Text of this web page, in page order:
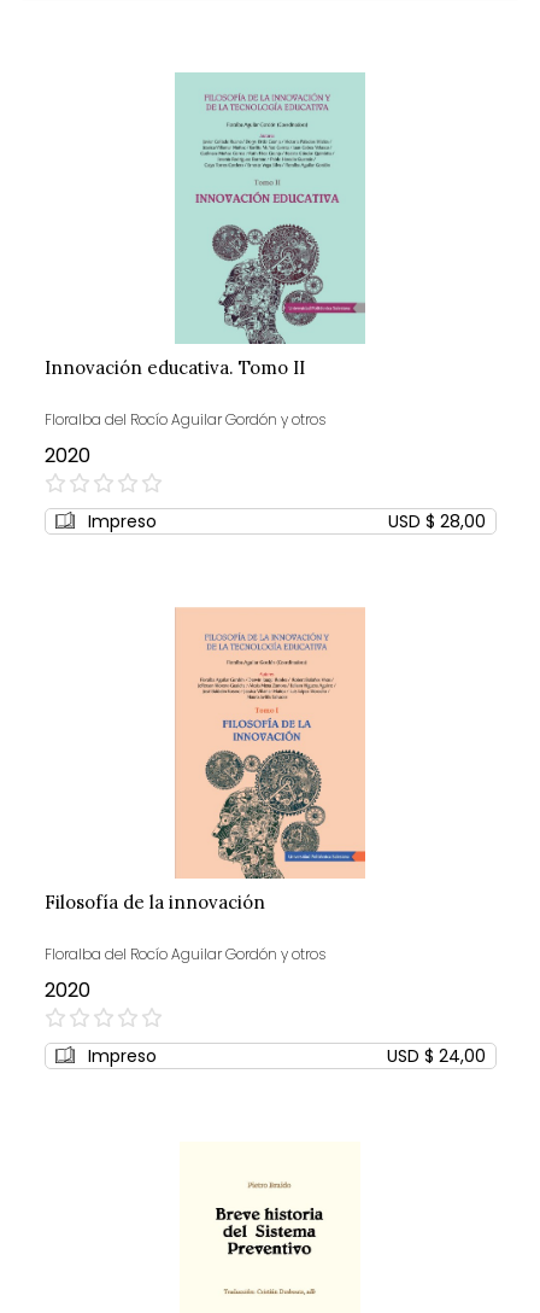
Innovación educativa. Tomo II
Floralba del Rocío Aguilar Gordón y otros
2020
0%
Impreso USD $ 28,00
Filosofía de la innovación
Floralba del Rocío Aguilar Gordón y otros
2020
0%
Impreso USD $ 24,00